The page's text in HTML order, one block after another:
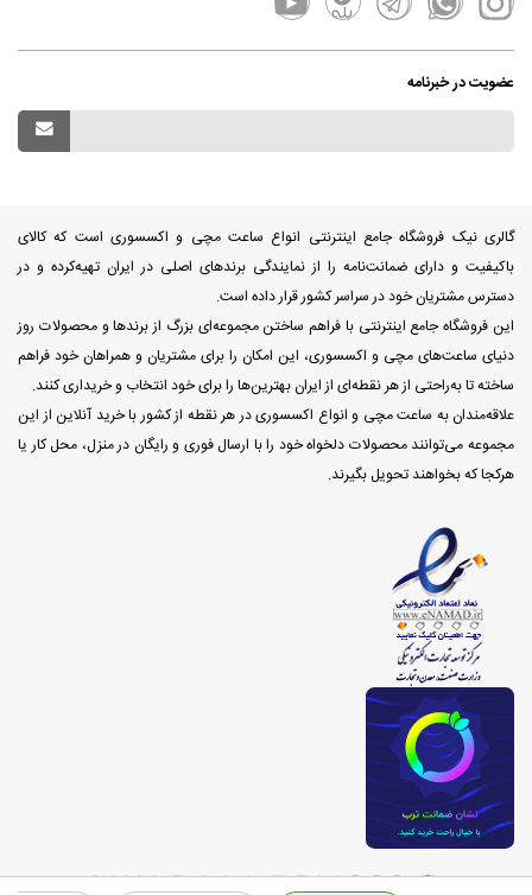
عضویت در خبرنامه
گالری نیک فروشگاه جامع اینترنتی انواع ساعت مچی و اکسسوری است که کالای
باکیفیت و دارای ضمانت‌نامه را از نمایندگی برندهای اصلی در ایران تهیه‌کرده و در
دسترس مشتریان خود در سراسر کشور قرار داده است.
این فروشگاه جامع اینترنتی با فراهم ساختن مجموعه‌ای بزرگ از برندها و محصولات روز
دنیای ساعت‌های مچی و اکسسوری، این امکان را برای مشتریان و همراهان خود فراهم
ساخته تا به‌راحتی از هر نقطه‌ای از ایران بهترین‌ها را برای خود انتخاب و خریداری کنند.
علاقه‌مندان به ساعت مچی و انواع اکسسوری در هر نقطه از کشور با خرید آنلاین از این
مجموعه می‌توانند محصولات دلخواه خود را با ارسال فوری و رایگان در منزل، محل کار یا
هرکجا که بخواهند تحویل بگیرند.